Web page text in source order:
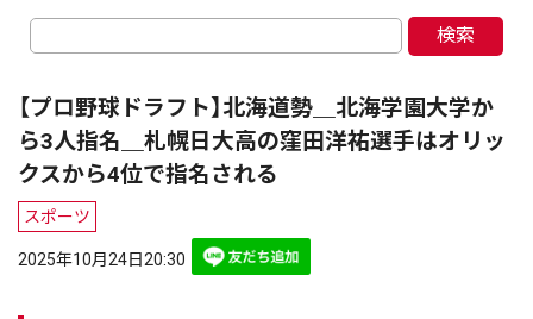
検索
【プロ野球ドラフト】北海道勢＿北海学園大学か
ら3人指名＿札幌日大高の窪田洋祐選手はオリッ
クスから4位で指名される
スポーツ
2025年10月24日20:30